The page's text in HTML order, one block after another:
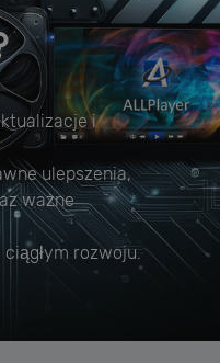
i
ulepszenia,
ważne
rozwoju.